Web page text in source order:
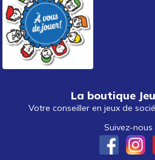
La boutique
Votre conseiller en jeux de
Suivez-nous